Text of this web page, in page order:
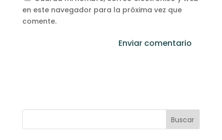
en este navegador para la próxima vez que
comente.